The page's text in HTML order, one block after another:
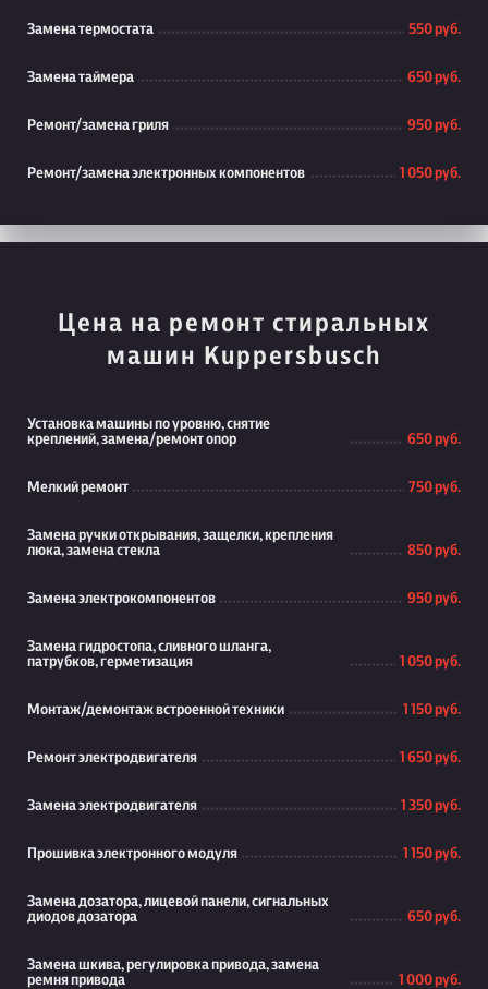
Замена термостата 550 руб.
Замена таймера 650 руб.
Ремонт/замена гриля 950 руб.
Ремонт/замена электронных компонентов 1 050 руб.
Цена на ремонт стиральных
машин Kuppersbusch
Установка машины по уровню, снятие
креплений, замена/ремонт опор
650 руб.
Мелкий ремонт 750 руб.
Замена ручки открывания, защелки, крепления
люка, замена стекла
850 руб.
Замена электрокомпонентов 950 руб.
Замена гидростопа, сливного шланга,
патрубков, герметизация
1 050 руб.
Монтаж/демонтаж встроенной техники 1 150 руб.
Ремонт электродвигателя 1 650 руб.
Замена электродвигателя 1 350 руб.
Прошивка электронного модуля 1 150 руб.
Замена дозатора, лицевой панели, сигнальных
диодов дозатора
650 руб.
Замена шкива, регулировка привода, замена
ремня привода
1 000 руб.